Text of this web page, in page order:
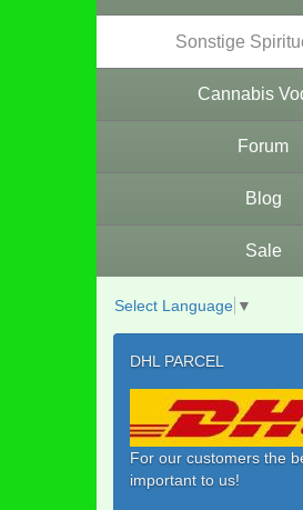
Sonstige
Cannabis
Forum
Blog
Sale
Select Language ▼
DHL PARCEL
For our customers the
important to us!